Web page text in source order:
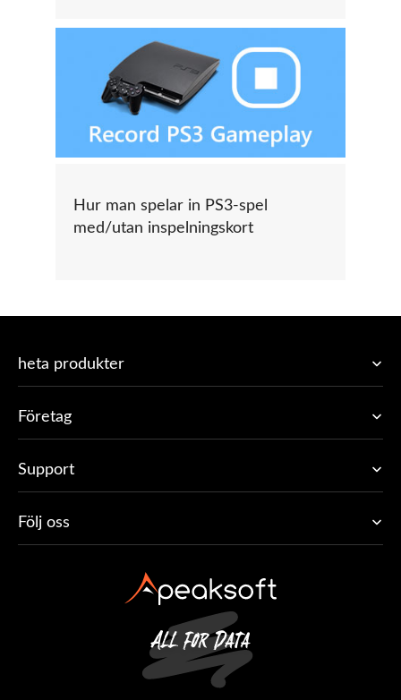
Hur man spelar in PS3-spel
med/utan inspelningskort
heta produkter
Företag
Support
Följ oss